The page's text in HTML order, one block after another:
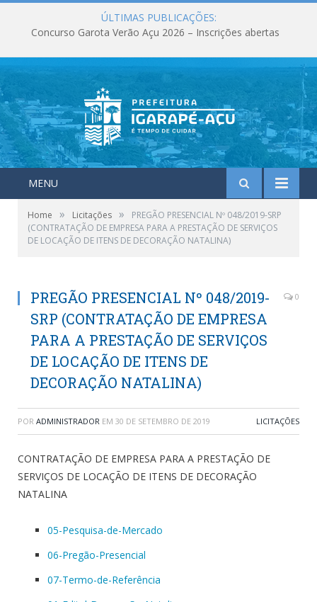
ÚLTIMAS PUBLICAÇÕES:
Concurso Garota Verão Açu 2026 – Inscrições abertas
MENU
Home » Licitações »
PREGÃO PRESENCIAL Nº 048/2019-SRP
(CONTRATAÇÃO DE EMPRESA PARA A PRESTAÇÃO DE SERVIÇOS
DE LOCAÇÃO DE ITENS DE DECORAÇÃO NATALINA)
PREGÃO PRESENCIAL Nº 048/2019-
SRP (CONTRATAÇÃO DE EMPRESA
PARA A PRESTAÇÃO DE SERVIÇOS
DE LOCAÇÃO DE ITENS DE
DECORAÇÃO NATALINA)
0
POR ADMINISTRADOR EM 30 DE SETEMBRO DE 2019 LICITAÇÕES
CONTRATAÇÃO DE EMPRESA PARA A PRESTAÇÃO DE
SERVIÇOS DE LOCAÇÃO DE ITENS DE DECORAÇÃO
NATALINA
05-Pesquisa-de-Mercado
06-Pregão-Presencial
07-Termo-de-Referência